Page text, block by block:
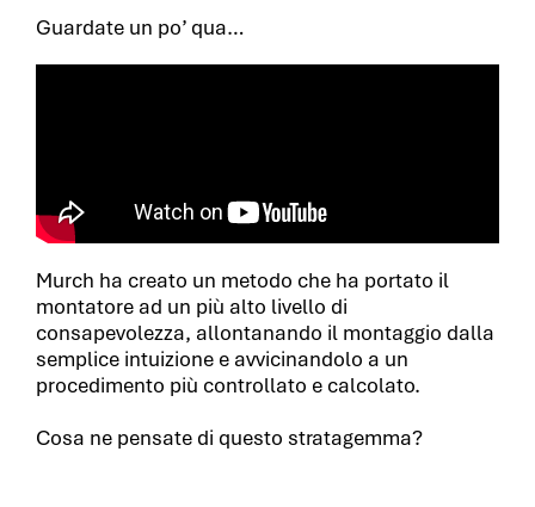
Guardate un po’ qua…
Murch ha creato un metodo che ha portato il
montatore ad un più alto livello di
consapevolezza, allontanando il montaggio dalla
semplice intuizione e avvicinandolo a un
procedimento più controllato e calcolato.
Cosa ne pensate di questo stratagemma?